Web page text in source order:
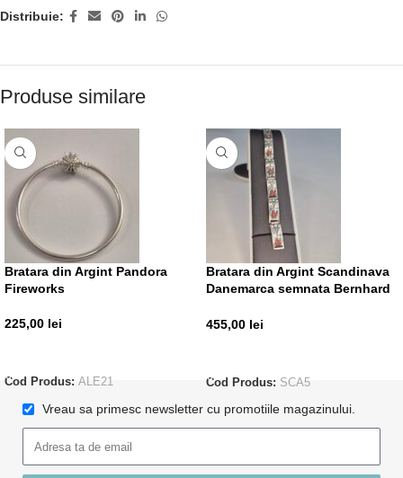
Distribuie:
Produse similare
Bratara din Argint Pandora
Fireworks
225,00 lei
Cod Produs: ALE21
Bratara din Argint Scandinava
Danemarca semnata Bernhard
455,00 lei
Cod Produs: SCA5
Vreau sa primesc newsletter cu promotiile magazinului.